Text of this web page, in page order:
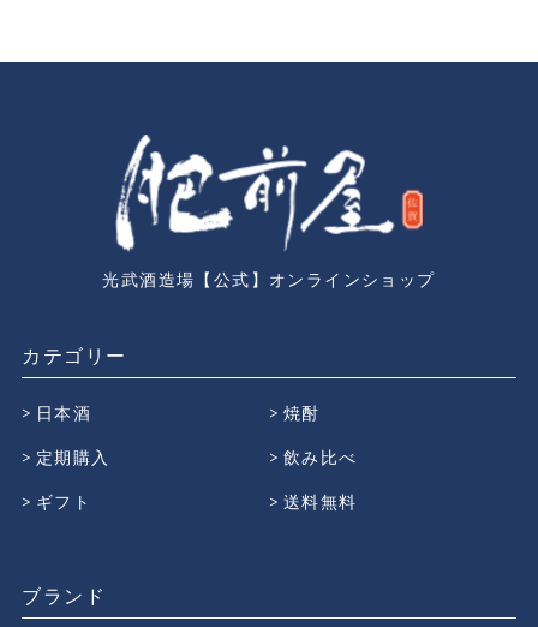
光武酒造場【公式】オンラインショップ
カテゴリー
日本酒
焼酎
定期購入
飲み比べ
ギフト
送料無料
ブランド